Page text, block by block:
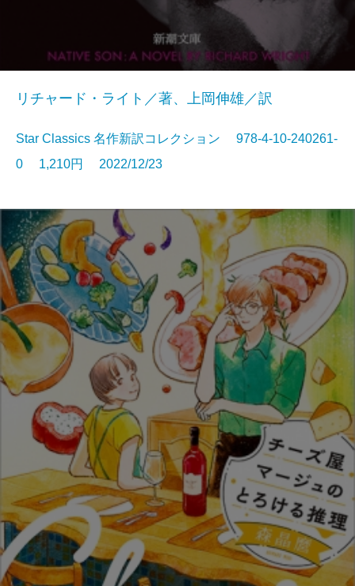
リチャード・ライト／著、上岡伸雄／訳
Star Classics 名作新訳コレクション 978-4-10-240261-
0 1,210円 2022/12/23